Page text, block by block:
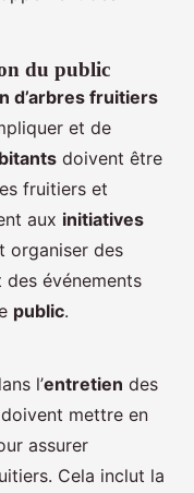
du public
d’arbres fruitiers
et de
doivent être
fruitiers et
aux initiatives
organiser des
événements
public.
l’entretien des
doivent mettre en
assurer
Cela inclut la